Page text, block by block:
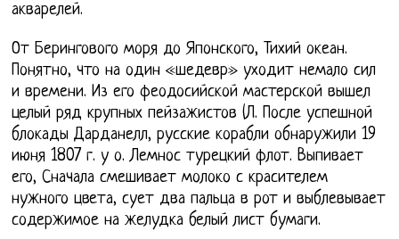
акварелей.
От Берингового моря до Японского, Тихий океан.
Понятно, что на один «шедевр» уходит немало сил
и времени. Из его феодосийской мастерской вышел
целый ряд крупных пейзажистов (Л. После успешной
блокады Дарданелл, русские корабли обнаружили 19
июня 1807 г. у о. Лемнос турецкий флот. Выпивает
его, Сначала смешивает молоко с красителем
нужного цвета, сует два пальца в рот и выблевывает
содержимое на желудка белый лист бумаги.